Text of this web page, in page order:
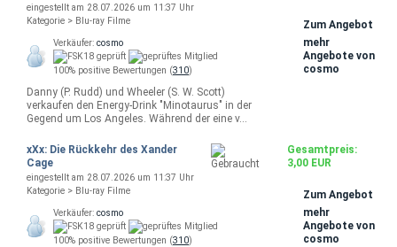
eingestellt am 28.07.2026 um 11:37 Uhr
Kategorie > Blu-ray Filme
Verkäufer: cosmo
100% positive Bewertungen (310)
Danny (P. Rudd) und Wheeler (S. W. Scott)
verkaufen den Energy-Drink "Minotaurus" in der
Gegend um Los Angeles. Während der eine v…
Zum Angebot
mehr
Angebote von
cosmo
xXx: Die Rückkehr des Xander
Cage
eingestellt am 28.07.2026 um 11:37 Uhr
Kategorie > Blu-ray Filme
Verkäufer: cosmo
100% positive Bewertungen (310)
Gesamtpreis:
3,00 EUR
Zum Angebot
mehr
Angebote von
cosmo